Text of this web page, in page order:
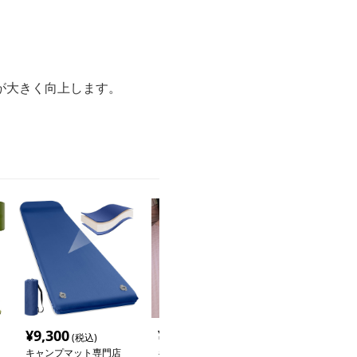
きく向上します。
¥9,300(税込)
キャンプマット専門店
¥
キャンプマット専門店